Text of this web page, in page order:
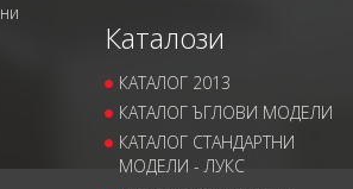
Каталози
КАТАЛОГ 2013
КАТАЛОГ ЪГЛОВИ МОДЕЛИ
КАТАЛОГ СТАНДАРТНИ
МОДЕЛИ - ЛУКС